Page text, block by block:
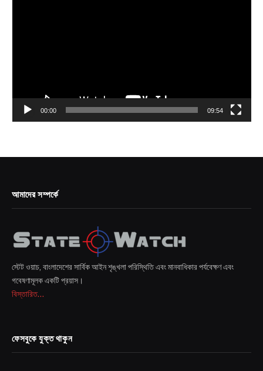
00:00 09:54
আমাদের সম্পর্কে
স্টেট ওয়াচ, বাংলাদেশের সার্বিক আইন শৃঙ্খলা পরিস্থিতি এবং মানবাধিকার পর্যবেক্ষণ এবং
গবেষণামূলক একটি প্রয়াস।
বিস্তারিত...
ফেসবুকে যুক্ত থাকুন